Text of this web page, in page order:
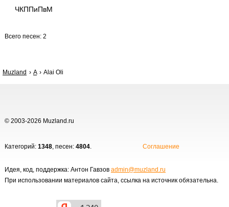
ЧКППиПвМ
Всего песен: 2
Muzland A Alai Oli
© 2003-2026 Muzland.ru
Категорий: 1348, песен: 4804. Соглашение
Идея, код, поддержка: Антон Гавзов admin@muzland.ru
При использовании материалов сайта, ссылка на источник обязательна.